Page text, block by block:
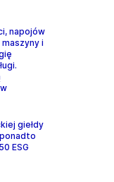
napojów
i
giełdy
ESG